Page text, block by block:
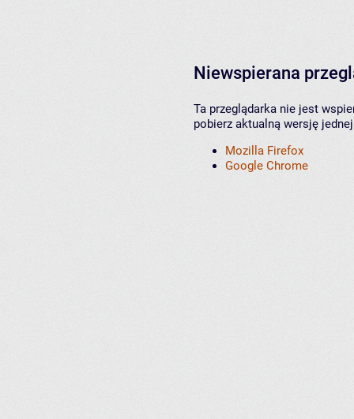
Niewspierana
Ta przeglądarka nie jest
pobierz aktualną wersję
Mozilla Firefox
Google Chrome